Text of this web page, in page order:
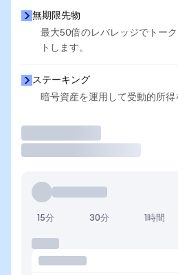
無期限先物
最大50倍のレバレッジでトー
トします。
ステーキング
暗号資産を運用して受動的所得
15分 30分 1時間